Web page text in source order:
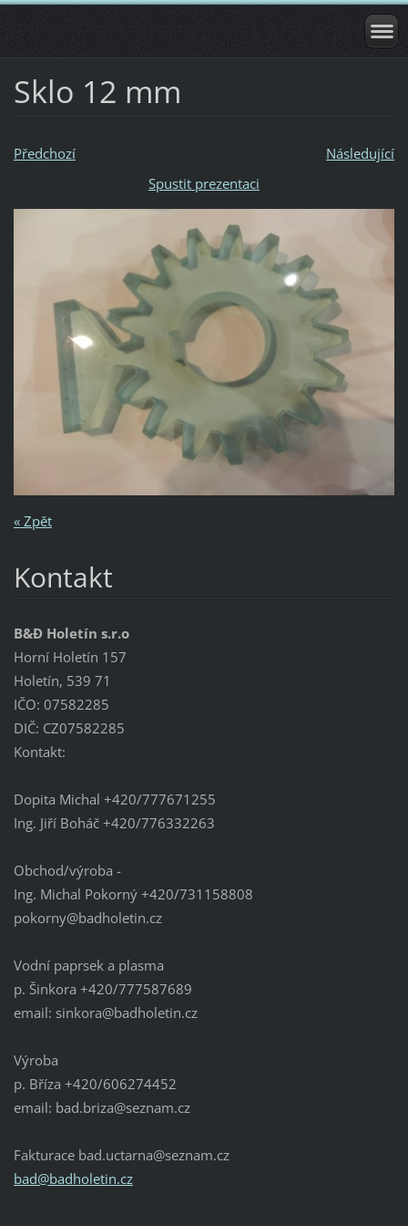
Sklo 12 mm
Předchozí
Následující
Spustit prezentaci
« Zpět
Kontakt
B&Đ Holetín s.r.o
Horní Holetín 157
Holetín, 539 71
IČO: 07582285
DIČ: CZ07582285
Kontakt:
Dopita Michal +420/777671255
Ing. Jiří Boháč +420/776332263
Obchod/výroba -
Ing. Michal Pokorný +420/731158808
pokorny@badholetin.cz
Vodní paprsek a plasma
p. Šinkora +420/777587689
email: sinkora@badholetin.cz
Výroba
p. Bříza +420/606274452
email: bad.briza@seznam.cz
Fakturace bad.uctarna@seznam.cz
bad@badholetin.cz